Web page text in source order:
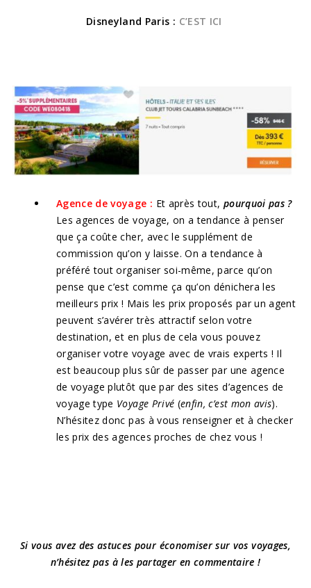
Disneyland Paris : C’EST ICI
Agence de voyage : Et après tout, pourquoi pas ?
Les agences de voyage, on a tendance à penser
que ça coûte cher, avec le supplément de
commission qu’on y laisse. On a tendance à
préféré tout organiser soi-même, parce qu’on
pense que c’est comme ça qu’on dénichera les
meilleurs prix ! Mais les prix proposés par un agent
peuvent s’avérer très attractif selon votre
destination, et en plus de cela vous pouvez
organiser votre voyage avec de vrais experts ! Il
est beaucoup plus sûr de passer par une agence
de voyage plutôt que par des sites d’agences de
voyage type Voyage Privé (enfin, c’est mon avis).
N’hésitez donc pas à vous renseigner et à checker
les prix des agences proches de chez vous !
Si vous avez des astuces pour économiser sur vos voyages,
n’hésitez pas à les partager en commentaire !